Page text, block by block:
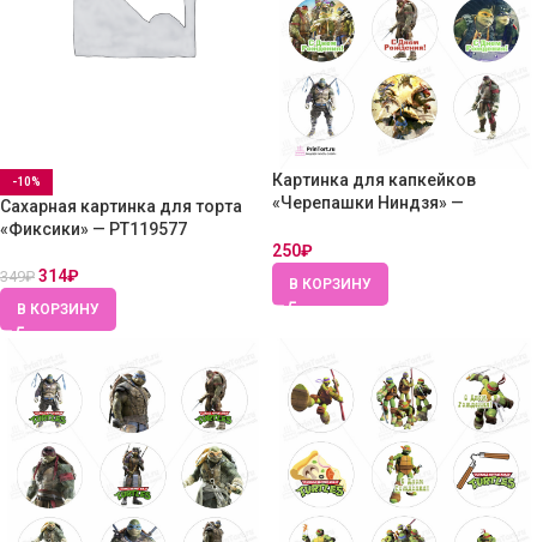
-10%
Сахарная картинка для торта
«Фиксики» — PT119577
349₽ 314₽
В КОРЗИНУ
Картинка для капкейков
«Черепашки Ниндзя» —
толстая
250₽
В КОРЗИНУ